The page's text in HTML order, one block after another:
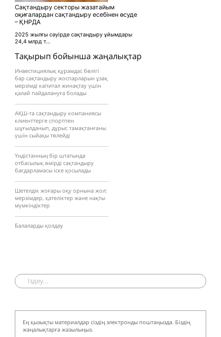
Тақырып бойынша жаңалықтар
Инвестициялық құрамдас бөлігі
бар сақтандыру жоспарларын ұзақ
мерзімді капитал жинақтау үшін
қалай пайдалануға болады
АҚШ-та сақтандыру компаниясы
клиенттерге спортпен
шұғылданып, дұрыс тамақтанғаны
үшін сыйақы төлейді
Үндістанның бір штатында
отбасылық өмірді сақтандыру
бағдарламасы іске қосылады
Шетелдік жоғары оқу орнына жол:
мерзімдер, қателіктер және нақты
мүмкіндіктер
Балаларды қолдау
Сақтандыру секторы жазатайым
оқиғалардан сақтандыру есебінен өсуде
– ҚНРДА
2025 жылғы сәуірде сақтандыру ұйымдары
24,4 млрд т...
Ең қызықты материалдар сіздің электронды поштаңызда. Біздің
жаңалықтарға жазылыңыз.